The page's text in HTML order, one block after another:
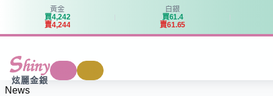
黃金
買4,242
賣4,244
白銀
買61.4
賣61.65
炫麗金銀
News